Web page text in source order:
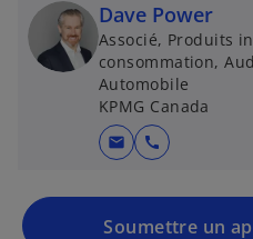
Dave Power
Associé, Produits
consommation,
Automobile
KPMG Canada
mail call
Soumettre un